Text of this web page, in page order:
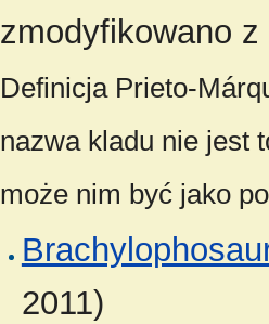
zmodyfikowano z
Definicja Prieto-
nazwa kladu nie jest
może nim być jako
2011)